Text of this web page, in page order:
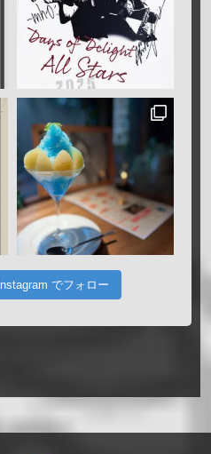
Instagram でフォロー